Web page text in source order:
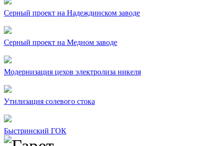
Серный проект на Надеждинском заводе
Серный проект на Медном заводе
Модернизация цехов электролиза никеля
Утилизация солевого стока
Быстринский ГОК